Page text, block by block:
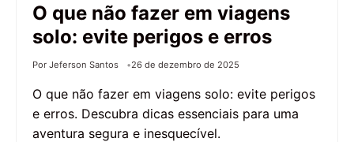
O que não fazer em viagens
solo: evite perigos e erros
Por Jeferson Santos 26 de dezembro de 2025
O que não fazer em viagens solo: evite perigos
e erros. Descubra dicas essenciais para uma
aventura segura e inesquecível.